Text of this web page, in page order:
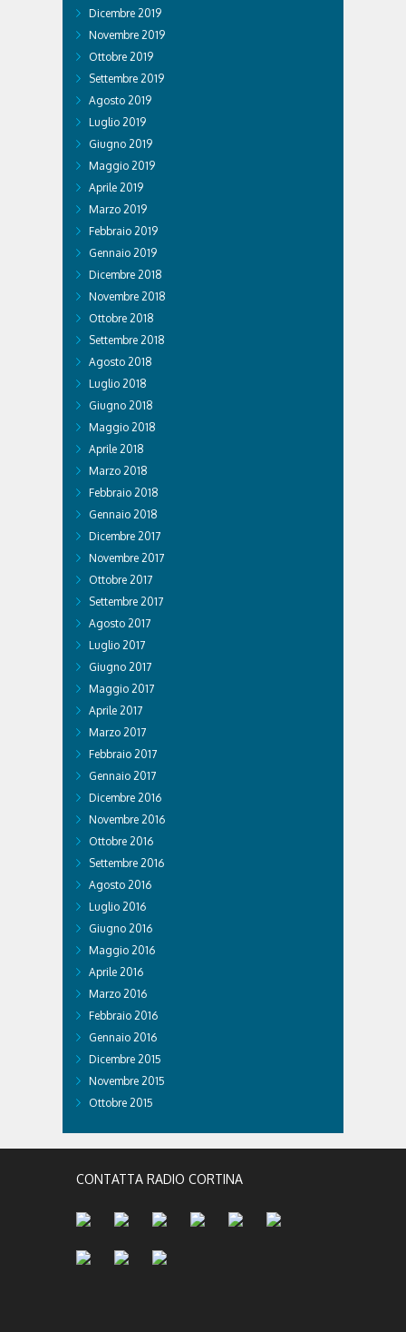
Dicembre 2019
Novembre 2019
Ottobre 2019
Settembre 2019
Agosto 2019
Luglio 2019
Giugno 2019
Maggio 2019
Aprile 2019
Marzo 2019
Febbraio 2019
Gennaio 2019
Dicembre 2018
Novembre 2018
Ottobre 2018
Settembre 2018
Agosto 2018
Luglio 2018
Giugno 2018
Maggio 2018
Aprile 2018
Marzo 2018
Febbraio 2018
Gennaio 2018
Dicembre 2017
Novembre 2017
Ottobre 2017
Settembre 2017
Agosto 2017
Luglio 2017
Giugno 2017
Maggio 2017
Aprile 2017
Marzo 2017
Febbraio 2017
Gennaio 2017
Dicembre 2016
Novembre 2016
Ottobre 2016
Settembre 2016
Agosto 2016
Luglio 2016
Giugno 2016
Maggio 2016
Aprile 2016
Marzo 2016
Febbraio 2016
Gennaio 2016
Dicembre 2015
Novembre 2015
Ottobre 2015
CONTATTA RADIO CORTINA